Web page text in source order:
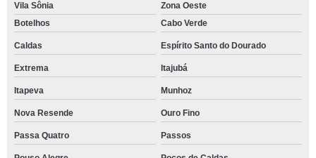
Vila Sônia
Zona Oeste
Botelhos
Cabo Verde
Caldas Espírito Santo do Dourado
Extrema Itajubá
Itapeva Munhoz
Nova Resende Ouro Fino
Passa Quatro Passos